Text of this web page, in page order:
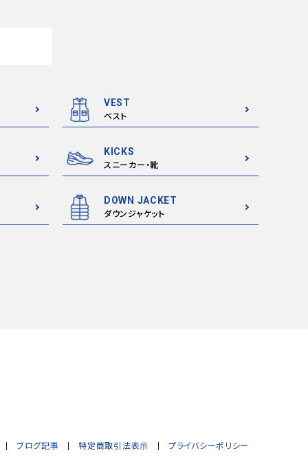
VEST
ベスト
KICKS
スニーカー・靴
DOWN JACKET
ダウンジャケット
ブログ記事 特定商取引法表示 プライバシーポリシー